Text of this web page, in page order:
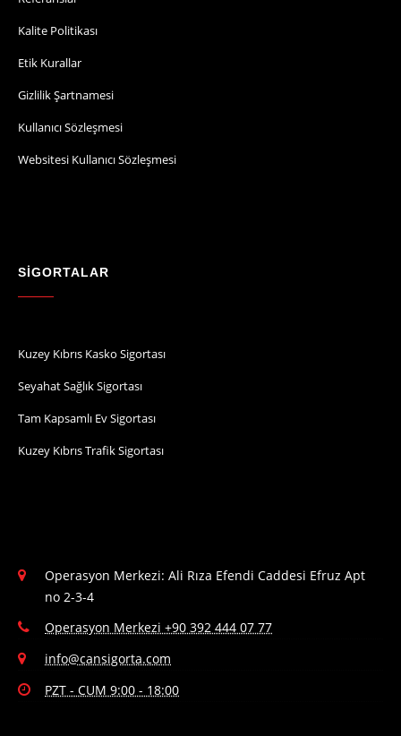
Kalite Politikası
Etik Kurallar
Gizlilik Şartnamesi
Kullanıcı Sözleşmesi
Websitesi Kullanıcı Sözleşmesi
SİGORTALAR
Kuzey Kıbrıs Kasko Sigortası
Seyahat Sağlık Sigortası
Tam Kapsamlı Ev Sigortası
Kuzey Kıbrıs Trafik Sigortası
Operasyon Merkezi: Ali Rıza Efendi Caddesi Efruz Apt
no 2-3-4
Operasyon Merkezi +90 392 444 07 77
info@cansigorta.com
PZT - CUM 9:00 - 18:00